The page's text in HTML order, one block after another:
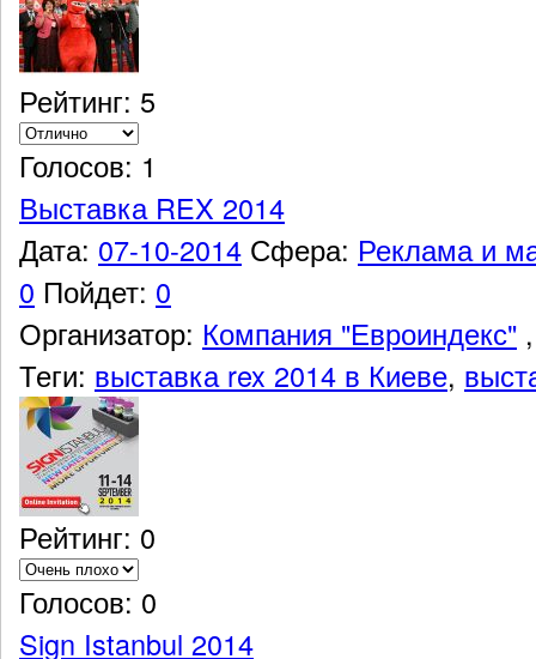
Рейтинг: 5
Голосов: 1
Выставка REX 2014
Дата: 07-10-2014 Сфера: Реклама и
0 Пойдет: 0
Организатор: Компания "Евроиндекс"
Теги: выставка rex 2014 в Киеве,
Рейтинг: 0
Голосов: 0
Sign Istanbul 2014